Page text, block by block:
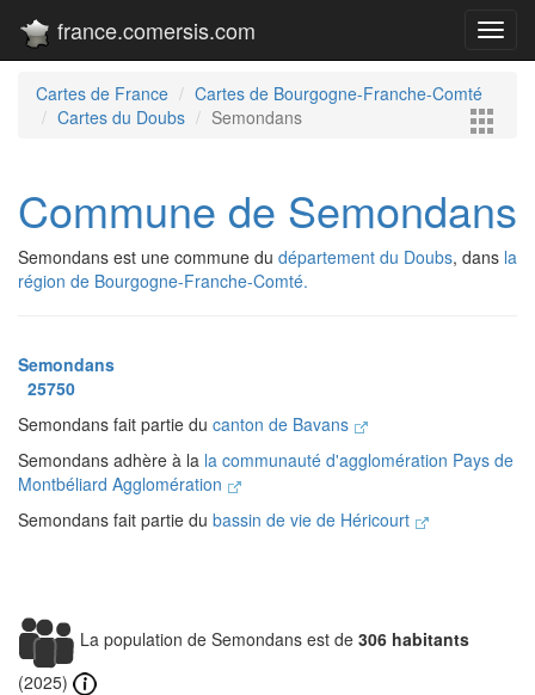
france.comersis.com
Cartes de France
Cartes de Bourgogne-Franche-Comté
Cartes du Doubs
Semondans
Commune de Semondans
Semondans est une commune du département du Doubs, dans la
région de Bourgogne-Franche-Comté.
Semondans
25750
Semondans fait partie du canton de Bavans
Semondans adhère à la la communauté d'agglomération Pays de
Montbéliard Agglomération
Semondans fait partie du bassin de vie de Héricourt
La population de Semondans est de 306 habitants
(2025)